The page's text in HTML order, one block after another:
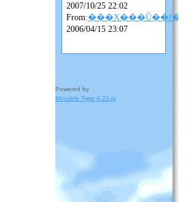
2007/10/25 22:02
From:���X���Ǔ��ȓ��L
2006/04/15 23:07
Powered by
Movable Type 4.21-ja